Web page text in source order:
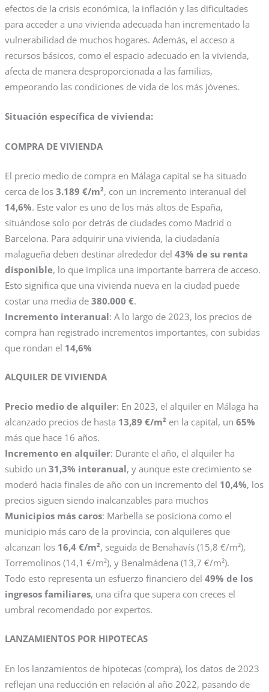
efectos de la crisis económica, la inflación y las dificultades
para acceder a una vivienda adecuada han incrementado la
vulnerabilidad de muchos hogares. Además, el acceso a
recursos básicos, como el espacio adecuado en la vivienda,
afecta de manera desproporcionada a las familias,
empeorando las condiciones de vida de los más jóvenes.
Situación específica de vivienda:
COMPRA DE VIVIENDA
El precio medio de compra en Málaga capital se ha situado
cerca de los 3.189 €/m², con un incremento interanual del
14,6%​. Este valor es uno de los más altos de España,
situándose solo por detrás de ciudades como Madrid o
Barcelona. Para adquirir una vivienda, la ciudadanía
malagueña deben destinar alrededor del 43% de su renta
disponible, lo que implica una importante barrera de acceso.
Esto significa que una vivienda nueva en la ciudad puede
costar una media de 380.000 €​.
Incremento interanual: A lo largo de 2023, los precios de
compra han registrado incrementos importantes, con subidas
que rondan el 14,6%
ALQUILER DE VIVIENDA
Precio medio de alquiler: En 2023, el alquiler en Málaga ha
alcanzado precios de hasta 13,89 €/m² en la capital, un 65%
más que hace 16 años​.
Incremento en alquiler: Durante el año, el alquiler ha
subido un 31,3% interanual, y aunque este crecimiento se
moderó hacia finales de año con un incremento del 10,4%, los
precios siguen siendo inalcanzables para muchos​
Municipios más caros: Marbella se posiciona como el
municipio más caro de la provincia, con alquileres que
alcanzan los 16,4 €/m², seguida de Benahavís (15,8 €/m²),
Torremolinos (14,1 €/m²), y Benalmádena (13,7 €/m²).
Todo esto representa un esfuerzo financiero del 49% de los
ingresos familiares, una cifra que supera con creces el
umbral recomendado por expertos.
LANZAMIENTOS POR HIPOTECAS
En los lanzamientos de hipotecas (compra), los datos de 2023
reflejan una reducción en relación al año 2022, pasando de